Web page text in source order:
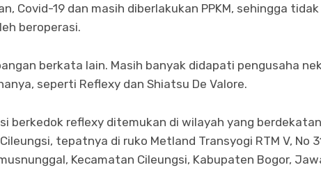
Covid-19 dan masih diberlakukan PPKM, sehingga
beroperasi.
berkata lain. Masih banyak didapati pengusaha
seperti Reflexy dan Shiatsu De Valore.
berkedok reflexy ditemukan di wilayah yang
tepatnya di ruko Metland Transyogi RTM V, No
Kecamatan Cileungsi, Kabupaten Bogor,